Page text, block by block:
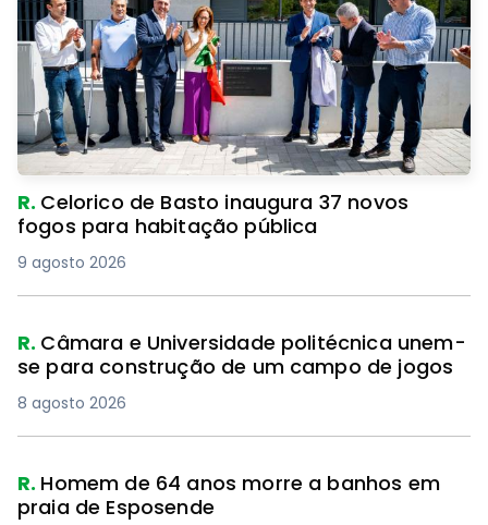
R. Celorico de Basto inaugura 37 novos
fogos para habitação pública
9 agosto 2026
R. Câmara e Universidade politécnica unem-
se para construção de um campo de jogos
8 agosto 2026
R. Homem de 64 anos morre a banhos em
praia de Esposende